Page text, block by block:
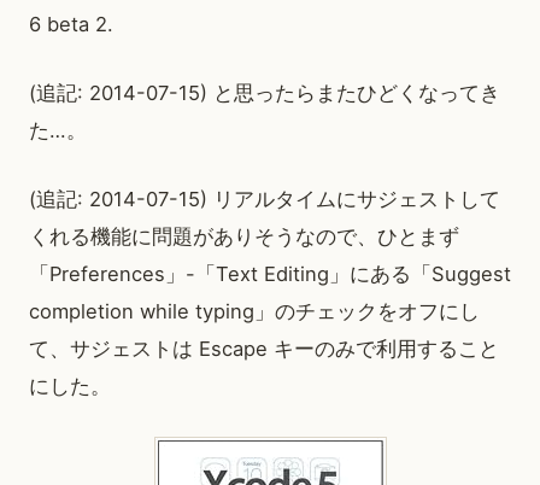
6 beta 2.
(追記: 2014-07-15) と思ったらまたひどくなってき
た…。
(追記: 2014-07-15) リアルタイムにサジェストして
くれる機能に問題がありそうなので、ひとまず
「Preferences」-「Text Editing」にある「Suggest
completion while typing」のチェックをオフにし
て、サジェストは Escape キーのみで利用すること
にした。